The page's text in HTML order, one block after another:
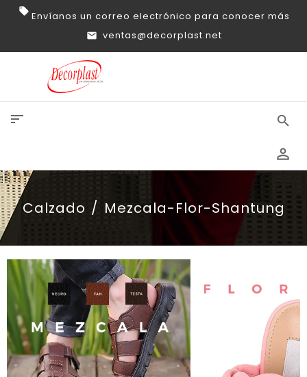
Envíanos un correo electrónico para conocer más
ventas@decorplast.net
sort search
perm_identity
Calzado Mezcala-Flor-Shantung